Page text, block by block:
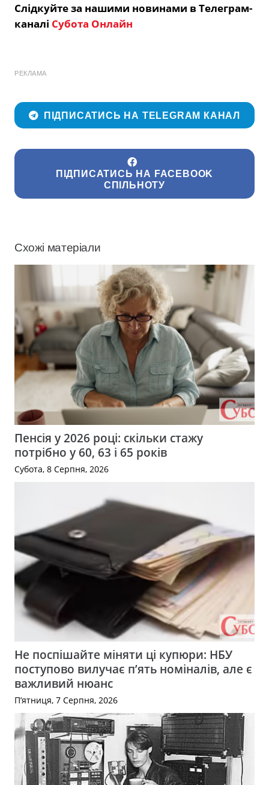
Слідкуйте за нашими новинами в Телеграм-
каналі Субота Онлайн
РЕКЛАМА
ПІДПИСАТИСЬ НА TELEGRAM КАНАЛ
ПІДПИСАТИСЬ НА FACEBOOK
СПІЛЬНОТУ
Схожі матеріали
Пенсія у 2026 році: скільки стажу
потрібно у 60, 63 і 65 років
Субота, 8 Серпня, 2026
Не поспішайте міняти ці купюри: НБУ
поступово вилучає п’ять номіналів, але є
важливий нюанс
П’ятниця, 7 Серпня, 2026